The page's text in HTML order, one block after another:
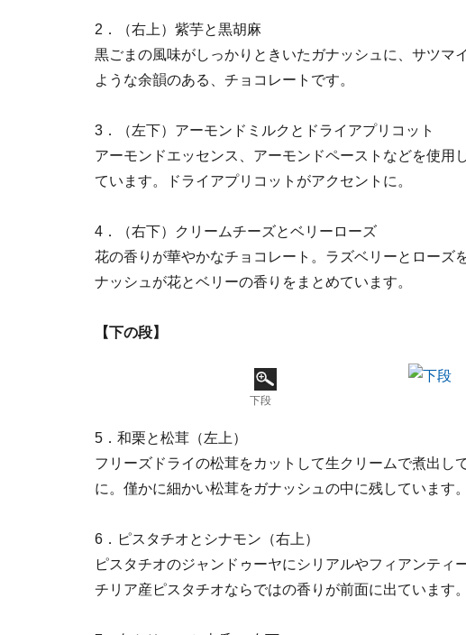
2．（右上）紫芋と黒胡麻
黒ごまの風味がしっかりときいたガナッシュに、サツマ
ような余韻のある、チョコレートです。
3．（左下）アーモンドミルクとドライアプリコット
アーモンドエッセンス、アーモンドペーストなどを使用
ています。ドライアプリコットがアクセントに。
4．（右下）クリームチーズとベリーローズ
花の香りが華やかなチョコレート。ラズベリーとローズ
ナッシュが花とベリーの香りをまとめています。
【下の段】
下段
5．和栗と松茸（左上）
フリーズドライの松茸をカットして生クリームで煮出し
に。僅かに細かい松茸をガナッシュの中に残しています。
6．ピスタチオとシナモン（右上）
ピスタチオのジャンドゥーヤにシリアルやフィアンティ
チリア産ピスタチオならではの香りが前面に出ています。